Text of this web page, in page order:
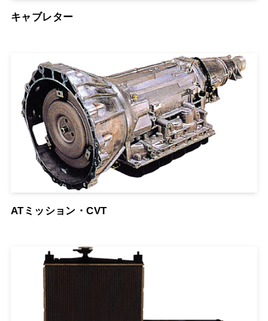
キャブレター
ATミッション・CVT